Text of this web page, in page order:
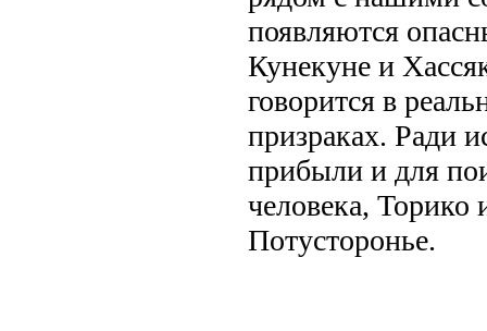
появляются
Кунекуне и
говорится в
призраках. Ради
прибыли и для
человека, Торико
Потусторонье.